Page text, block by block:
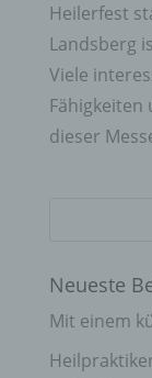
Heilerfest
Landsberg
Viele
Fähigkeiten
dieser
Neueste
Mit einem